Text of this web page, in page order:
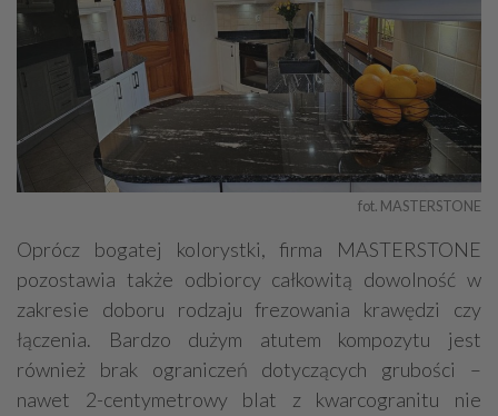
fot. MASTERSTONE
Oprócz bogatej kolorystki, firma MASTERSTONE
pozostawia także odbiorcy całkowitą dowolność w
zakresie doboru rodzaju frezowania krawędzi czy
łączenia. Bardzo dużym atutem kompozytu jest
również brak ograniczeń dotyczących grubości –
nawet 2-centymetrowy blat z kwarcogranitu nie